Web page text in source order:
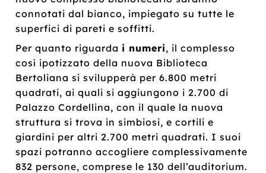
connotati dal bianco, impiegato su tutte le
superfici di pareti e soffitti.
Per quanto riguarda i numeri, il complesso
così ipotizzato della nuova Biblioteca
Bertoliana si svilupperà per 6.800 metri
quadrati, ai quali si aggiungono i 2.700 di
Palazzo Cordellina, con il quale la nuova
struttura si trova in simbiosi, e cortili e
giardini per altri 2.700 metri quadrati. I suoi
spazi potranno accogliere complessivamente
832 persone, comprese le 130 dell’auditorium.